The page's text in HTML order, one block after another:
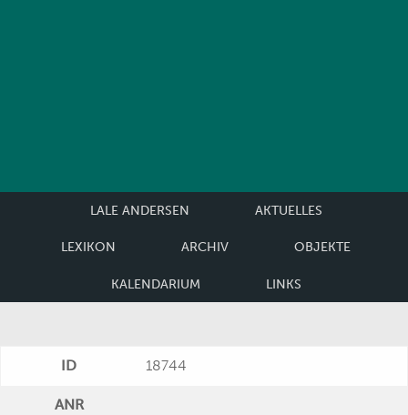
LALE ANDERSEN AKTUELLES
LEXIKON ARCHIV OBJEKTE
KALENDARIUM LINKS
ID 18744
ANR